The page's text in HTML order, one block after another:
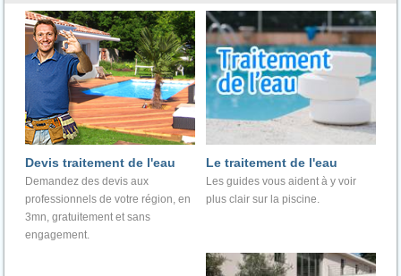
Devis traitement de l'eau
Demandez des devis aux
professionnels de votre région, en
3mn, gratuitement et sans
engagement.
Le traitement de l'eau
Les guides vous aident à y voir
plus clair sur la piscine.